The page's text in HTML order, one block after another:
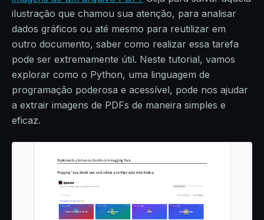
ilustração que chamou sua atenção, para analisar
dados gráficos ou até mesmo para reutilizar em
outro documento, saber como realizar essa tarefa
pode ser extremamente útil. Neste tutorial, vamos
explorar como o Python, uma linguagem de
programação poderosa e acessível, pode nos ajudar
a extrair imagens de PDFs de maneira simples e
eficaz.